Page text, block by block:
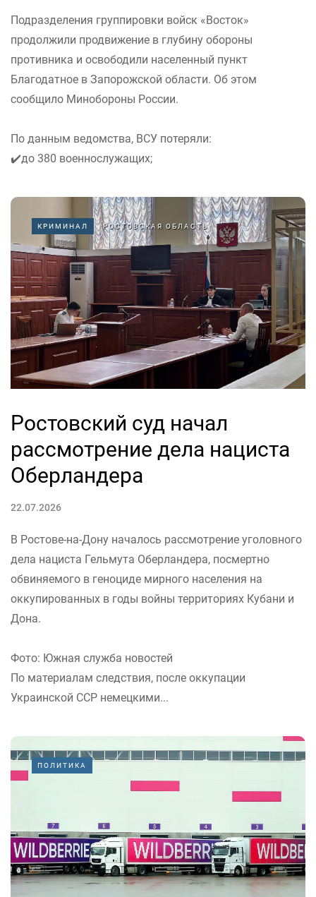
Подразделения группировки войск «Восток»
продолжили продвижение в глубину обороны
противника и освободили населенный пункт
Благодатное в Запорожской области. Об этом
сообщило Минобороны России.
По данным ведомства, ВСУ потеряли:
✔️до 380 военнослужащих;
КРИМИНАЛ РОСТОВСКАЯ ОБЛАСТЬ
Ростовский суд начал
рассмотрение дела нациста
Оберландера
22.07.2026
В Ростове-на-Дону началось рассмотрение уголовного
дела нациста Гельмута Оберландера, посмертно
обвиняемого в геноциде мирного населения на
оккупированных в годы войны территориях Кубани и
Дона.
Фото: Южная служба новостей
По материалам следствия, после оккупации
Украинской ССР немецкими...
ПОЛИТИКА